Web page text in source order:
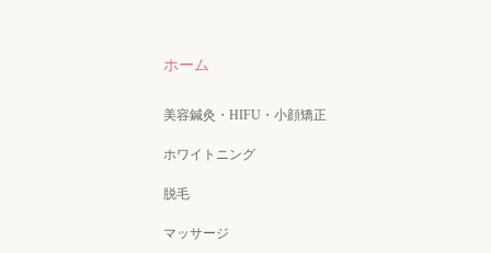
ホーム
美容鍼灸・HIFU・小顔矯正
ホワイトニング
脱毛
マッサージ